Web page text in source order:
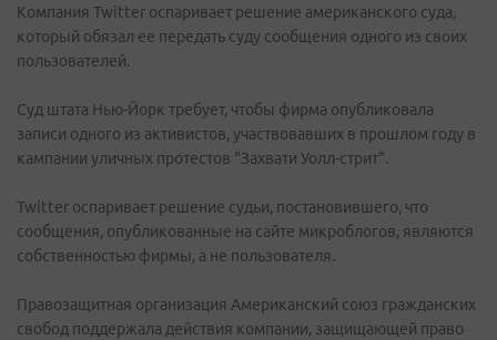
Компания Twitter оспаривает решение американского суда,
который обязал ее передать суду сообщения одного из своих
пользователей.
Суд штата Нью-Йорк требует, чтобы фирма опубликовала
записи одного из активистов, участвовавших в прошлом году в
кампании уличных протестов "Захвати Уолл-стрит".
Twitter оспаривает решение судьи, постановившего, что
сообщения, опубликованные на сайте микроблогов, являются
собственностью фирмы, а не пользователя.
Правозащитная организация Американский союз гражданских
свобод поддержала действия компании, защищающей право